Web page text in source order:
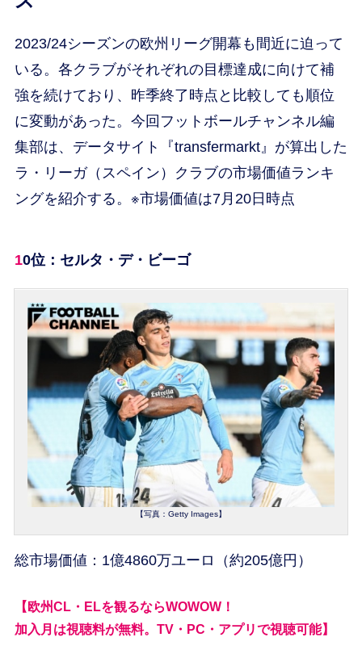
2023/24シーズンの欧州リーグ開幕も間近に迫って
いる。各クラブがそれぞれの目標達成に向けて補
強を続けており、昨季終了時点と比較しても順位
に変動があった。今回フットボールチャンネル編
集部は、データサイト『transfermarkt』が算出した
ラ・リーガ（スペイン）クラブの市場価値ランキ
ングを紹介する。※市場価値は7月20日時点
10位：セルタ・デ・ビーゴ
【写真：Getty Images】
総市場価値：1億4860万ユーロ（約205億円）
【欧州CL・ELを観るならWOWOW！
加入月は視聴料が無料。TV・PC・アプリで視聴可能】